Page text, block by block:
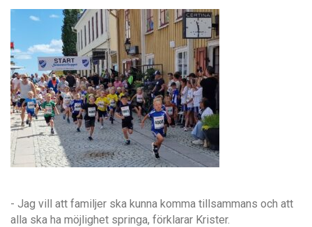
- Jag vill att familjer ska kunna komma tillsammans och att
alla ska ha möjlighet springa, förklarar Krister.